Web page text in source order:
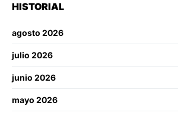
HISTORIAL
agosto 2026
julio 2026
junio 2026
mayo 2026